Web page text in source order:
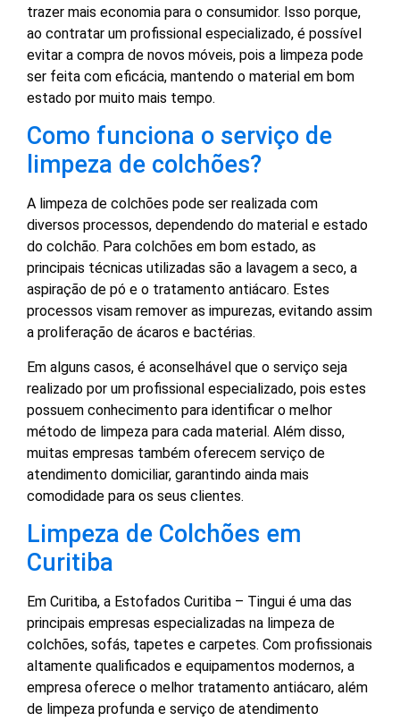
trazer mais economia para o consumidor. Isso porque,
ao contratar um profissional especializado, é possível
evitar a compra de novos móveis, pois a limpeza pode
ser feita com eficácia, mantendo o material em bom
estado por muito mais tempo.
Como funciona o serviço de
limpeza de colchões?
A limpeza de colchões pode ser realizada com
diversos processos, dependendo do material e estado
do colchão. Para colchões em bom estado, as
principais técnicas utilizadas são a lavagem a seco, a
aspiração de pó e o tratamento antiácaro. Estes
processos visam remover as impurezas, evitando assim
a proliferação de ácaros e bactérias.
Em alguns casos, é aconselhável que o serviço seja
realizado por um profissional especializado, pois estes
possuem conhecimento para identificar o melhor
método de limpeza para cada material. Além disso,
muitas empresas também oferecem serviço de
atendimento domiciliar, garantindo ainda mais
comodidade para os seus clientes.
Limpeza de Colchões em
Curitiba
Em Curitiba, a Estofados Curitiba – Tingui é uma das
principais empresas especializadas na limpeza de
colchões, sofás, tapetes e carpetes. Com profissionais
altamente qualificados e equipamentos modernos, a
empresa oferece o melhor tratamento antiácaro, além
de limpeza profunda e serviço de atendimento